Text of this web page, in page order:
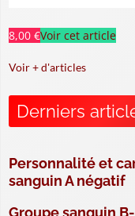
8,00 €Voir cet article
Voir + d'articles
Derniers
Personnalité et
sanguin A négatif
Groupe sanguin